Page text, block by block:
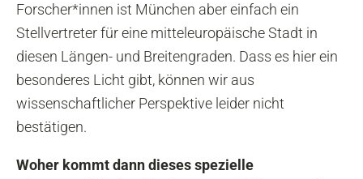
Forscher*innen ist München aber einfach ein
Stellvertreter für eine mitteleuropäische Stadt in
diesen Längen- und Breitengraden. Dass es hier ein
besonderes Licht gibt, können wir aus
wissenschaftlicher Perspektive leider nicht
bestätigen.
Woher kommt dann dieses spezielle